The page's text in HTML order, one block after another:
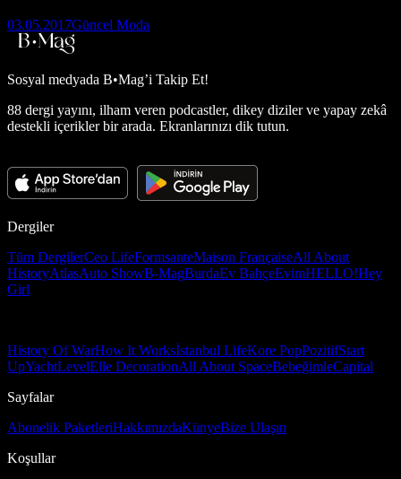
03.05.2017Güncel Moda
Sosyal medyada B•Mag’i Takip Et!
88 dergi yayını, ilham veren podcastler, dikey diziler ve yapay zekâ
destekli içerikler bir arada. Ekranlarınızı dik tutun.
Dergiler
Tüm DergilerCeo LifeFormsanteMaison FrançaiseAll About
HistoryAtlasAuto ShowB-MagBurdaEv BahçeEvimHELLO!Hey
Girl
History Of WarHow It Worksİstanbul LifeKore PopPozitifStart
UpYachtLevelElle DecorationAll About SpaceBebeğimleCapital
Sayfalar
Abonelik PaketleriHakkımızdaKünyeBize Ulaşın
Koşullar